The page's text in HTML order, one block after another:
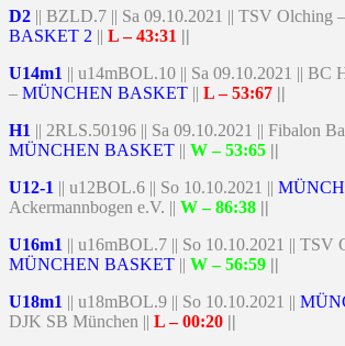
D2 || BZLD.7 || Sa 09.10.2021 || TSV Olching –
BASKET 2 || L – 43:31 ||
U14m1 || u14mBOL.10 || Sa 09.10.2021 || BC
– MÜNCHEN BASKET || L – 53:67 ||
H1 || 2RLS.50196 || Sa 09.10.2021 || Fibalon
MÜNCHEN BASKET || W– 53:65 ||
U12-1 || u12BOL.6 || So 10.10.2021 ||
Ackermannbogen e.V. || W– 86:38 ||
U16m1 || u16mBOL.7 || So 10.10.2021 || TSV
MÜNCHEN BASKET || W– 56:59 ||
U18m1 || u18mBOL.9 || So 10.10.2021 ||
DJK SB München || L – 00:20 ||